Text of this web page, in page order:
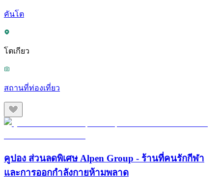
คันโต
โตเกียว
สถานที่ท่องเที่ยว
คูปอง ส่วนลดพิเศษ Alpen Group - ร้านที่คนรักกีฬา
และการออกกำลังกายห้ามพลาด